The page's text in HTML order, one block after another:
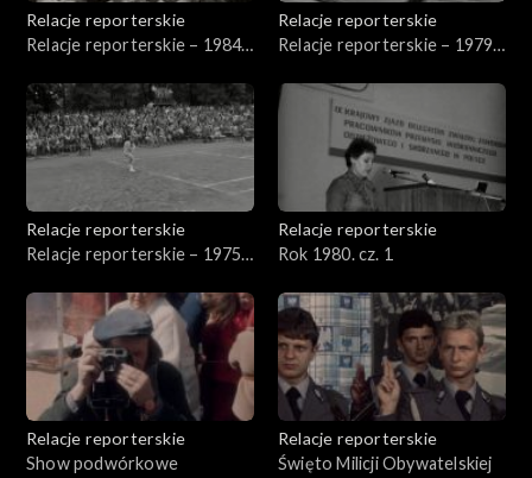
Relacje reporterskie
Relacje reporterskie – 1984
Relacje reporterskie
Relacje reporterskie – 1979-
Relacje reporterskie
Relacje reporterskie – 1975-
Relacje reporterskie
Rok 1980. cz. 1
Relacje reporterskie
Show podwórkowe
Relacje reporterskie
Święto Milicji Obywatelskiej